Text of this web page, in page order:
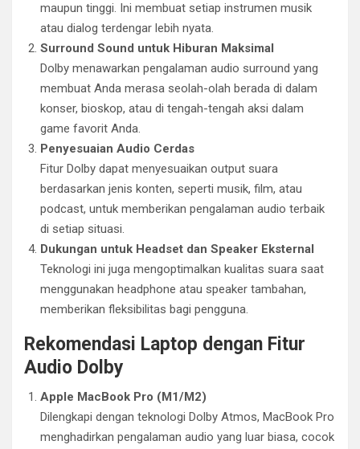
maupun tinggi. Ini membuat setiap instrumen musik
atau dialog terdengar lebih nyata.
Surround Sound untuk Hiburan Maksimal
Dolby menawarkan pengalaman audio surround yang
membuat Anda merasa seolah-olah berada di dalam
konser, bioskop, atau di tengah-tengah aksi dalam
game favorit Anda.
Penyesuaian Audio Cerdas
Fitur Dolby dapat menyesuaikan output suara
berdasarkan jenis konten, seperti musik, film, atau
podcast, untuk memberikan pengalaman audio terbaik
di setiap situasi.
Dukungan untuk Headset dan Speaker Eksternal
Teknologi ini juga mengoptimalkan kualitas suara saat
menggunakan headphone atau speaker tambahan,
memberikan fleksibilitas bagi pengguna.
Rekomendasi Laptop dengan Fitur
Audio Dolby
Apple MacBook Pro (M1/M2)
Dilengkapi dengan teknologi Dolby Atmos, MacBook Pro
menghadirkan pengalaman audio yang luar biasa, cocok